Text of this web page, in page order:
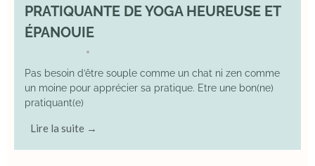
PRATIQUANTE DE YOGA HEUREUSE ET
ÉPANOUIE
•
Pas besoin d’être souple comme un chat ni zen comme
un moine pour apprécier sa pratique. Etre une bon(ne)
pratiquant(e)
Lire la suite →